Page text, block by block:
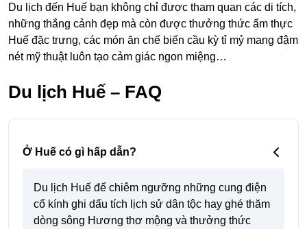
Du lịch đến Huế bạn không chỉ được tham quan các di tích,
những thắng cảnh đẹp mà còn được thưởng thức ẩm thực
Huế đặc trưng, các món ăn chế biến cầu kỳ tỉ mỷ mang đậm
nét mỹ thuật luôn tạo cảm giác ngon miệng…
Du lịch Huế – FAQ
Ở Huế có gì hấp dẫn?
Du lịch Huế để chiêm ngưỡng những cung điện
cổ kính ghi dấu tích lịch sử dân tộc hay ghé thăm
dòng sông Hương thơ mộng và thưởng thức